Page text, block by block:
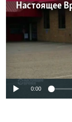
Настоящее
No
0:00